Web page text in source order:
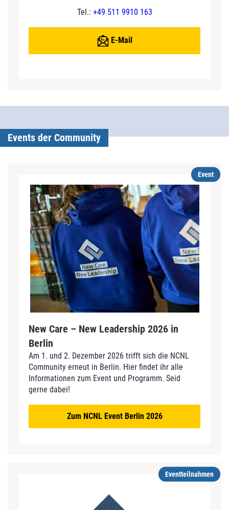
Tel.: +49 511 9910 163
E-Mail
Events der Community
Event
New Care – New Leadership 2026 in
Berlin
Am 1. und 2. Dezember 2026 trifft sich die NCNL
Community erneut in Berlin. Hier findet ihr alle
Informationen zum Event und Programm. Seid
gerne dabei!
Zum NCNL Event Berlin 2026
Eventteilnahmen